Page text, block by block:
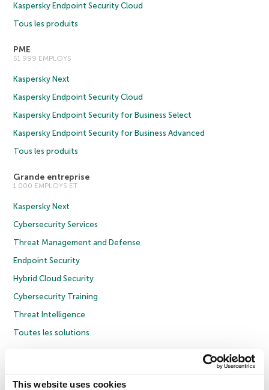
This website uses cookies
Kaspersky Endpoint Security Cloud
Tous les produits
PME
51 999 EMPLOYS
Kaspersky Next
Kaspersky Endpoint Security Cloud
Kaspersky Endpoint Security for Business Select
Kaspersky Endpoint Security for Business Advanced
Tous les produits
Grande entreprise
1 000 EMPLOYS ET
Kaspersky Next
Cybersecurity Services
Threat Management and Defense
Endpoint Security
Hybrid Cloud Security
Cybersecurity Training
Threat Intelligence
Toutes les solutions
Politique de confidentialité
Politique anticorruption
Contrat de licence grand public